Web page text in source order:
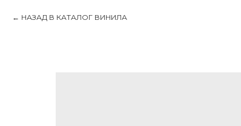
НАЗАД В КАТАЛОГ ВИНИЛА